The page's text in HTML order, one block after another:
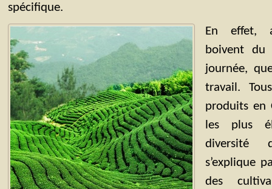
spécifique.
En effet,
boivent
journée,
travail.
produits en
les plus
diversité
s’explique
des